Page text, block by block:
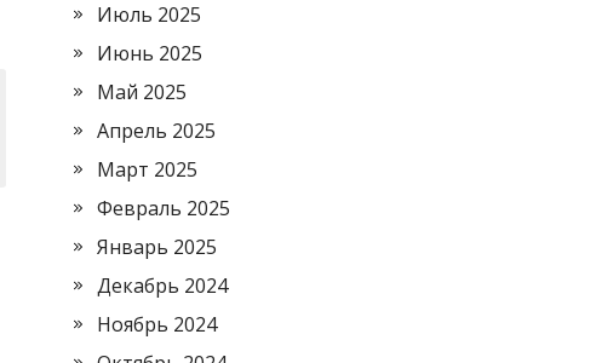
Июль 2025
Июнь 2025
Май 2025
Апрель 2025
Март 2025
Февраль 2025
Январь 2025
Декабрь 2024
Ноябрь 2024